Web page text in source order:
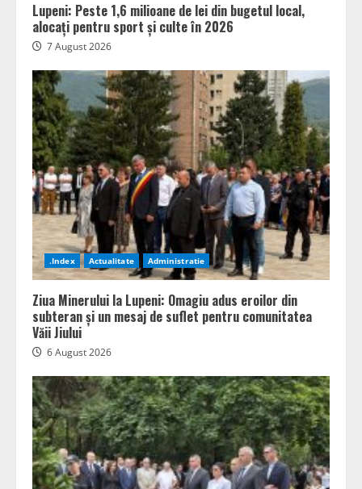
Lupeni: Peste 1,6 milioane de lei din bugetul local,
alocați pentru sport și culte în 2026
7 August 2026
.Index Actualitate Administratie
Ziua Minerului la Lupeni: Omagiu adus eroilor din
subteran și un mesaj de suflet pentru comunitatea
Văii Jiului
6 August 2026